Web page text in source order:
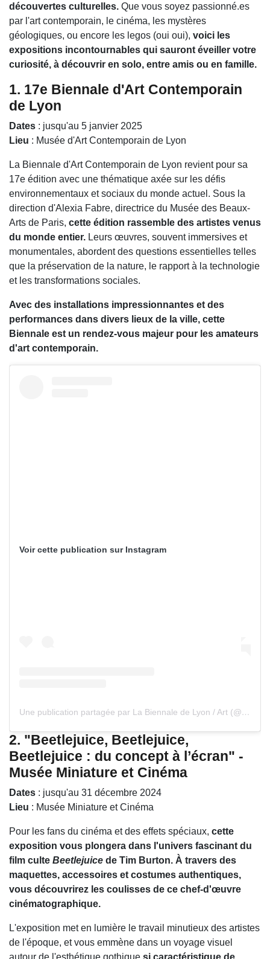
découvertes culturelles. Que vous soyez passionné.es
par l'art contemporain, le cinéma, les mystères
géologiques, ou encore les legos (oui oui), voici les
expositions incontournables qui sauront éveiller votre
curiosité, à découvrir en solo, entre amis ou en famille.
1. 17e Biennale d'Art Contemporain
de Lyon
Dates : jusqu'au 5 janvier 2025
Lieu : Musée d'Art Contemporain de Lyon
La Biennale d'Art Contemporain de Lyon revient pour sa
17e édition avec une thématique axée sur les défis
environnementaux et sociaux du monde actuel. Sous la
direction d'Alexia Fabre, directrice du Musée des Beaux-
Arts de Paris, cette édition rassemble des artistes venus
du monde entier. Leurs œuvres, souvent immersives et
monumentales, abordent des questions essentielles telles
que la préservation de la nature, le rapport à la technologie
et les transformations sociales.
Avec des installations impressionnantes et des
performances dans divers lieux de la ville, cette
Biennale est un rendez-vous majeur pour les amateurs
d'art contemporain.
Voir cette publication sur Instagram
Une publication partagée par La Biennale de Lyon / Art (@biennaledelyon)
2. "Beetlejuice, Beetlejuice,
Beetlejuice : du concept à l’écran" -
Musée Miniature et Cinéma
Dates : jusqu'au 31 décembre 2024
Lieu : Musée Miniature et Cinéma
Pour les fans du cinéma et des effets spéciaux, cette
exposition vous plongera dans l'univers fascinant du
film culte Beetlejuice de Tim Burton. À travers des
maquettes, accessoires et costumes authentiques,
vous découvrirez les coulisses de ce chef-d'œuvre
cinématographique.
L'exposition met en lumière le travail minutieux des artistes
de l'époque, et vous emmène dans un voyage visuel
autour de l'esthétique gothique si caractéristique de